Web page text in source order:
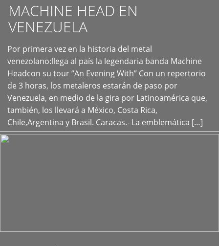
MACHINE HEAD EN
VENEZUELA
Por primera vez en la historia del metal
venezolano:llega al país la legendaria banda Machine
Headcon su tour “An Evening With” Con un repertorio
de 3 horas, los metaleros estarán de paso por
Venezuela, en medio de la gira por Latinoamérica que,
también, los llevará a México, Costa Rica,
Chile,Argentina y Brasil. Caracas.- La emblemática […]
+